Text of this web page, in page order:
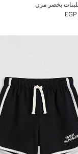
بخصر مرن